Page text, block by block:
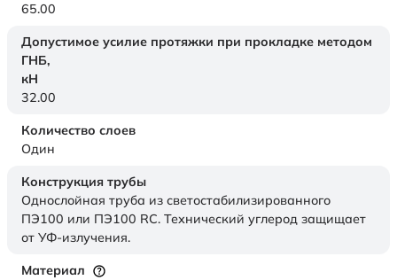
65.00
Допустимое усилие протяжки при прокладке методом
ГНБ,
кН
32.00
Количество слоев
Один
Конструкция трубы
Однослойная труба из светостабилизированного
ПЭ100 или ПЭ100 RC. Технический углерод защищает
от УФ-излучения.
Материал